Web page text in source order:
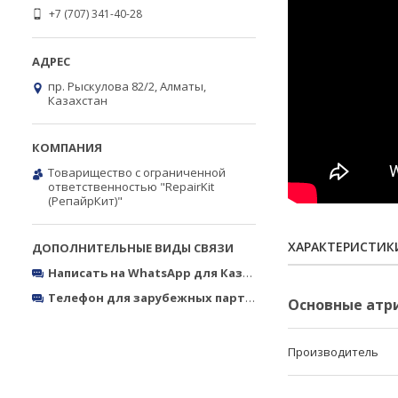
Основные
Производитель
+7 (707) 341-40-28
пр. Рыскулова 82/2, Алматы,
Казахстан
Товарищество с ограниченной
ответственностью "RepairKit
(РепайрКит)"
Написать на WhatsApp для Казахстана
Телефон для зарубежных партнёров
Тел.: +3800503277732